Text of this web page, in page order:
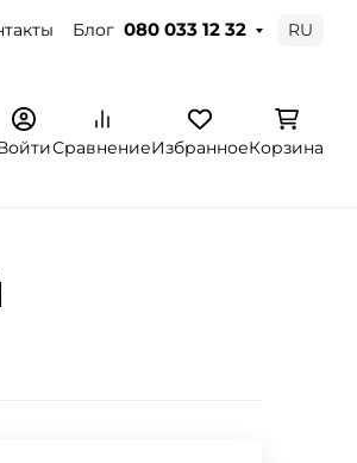
Блог 080 033 12 32 RU
СравнениеИзбранноеКорзина